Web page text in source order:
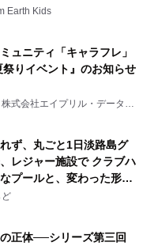
Earth Kids
ュニティ「キャラフレ」
祭りイベント』のお知らせ
式会社エイプリル・データ・
ず、丸ごと1日淡路島グ
レジャー施設で クラブハ
プールと、変わった形の
BOXY AWAJI」のお
連泊プランで
正体──シリーズ第三回